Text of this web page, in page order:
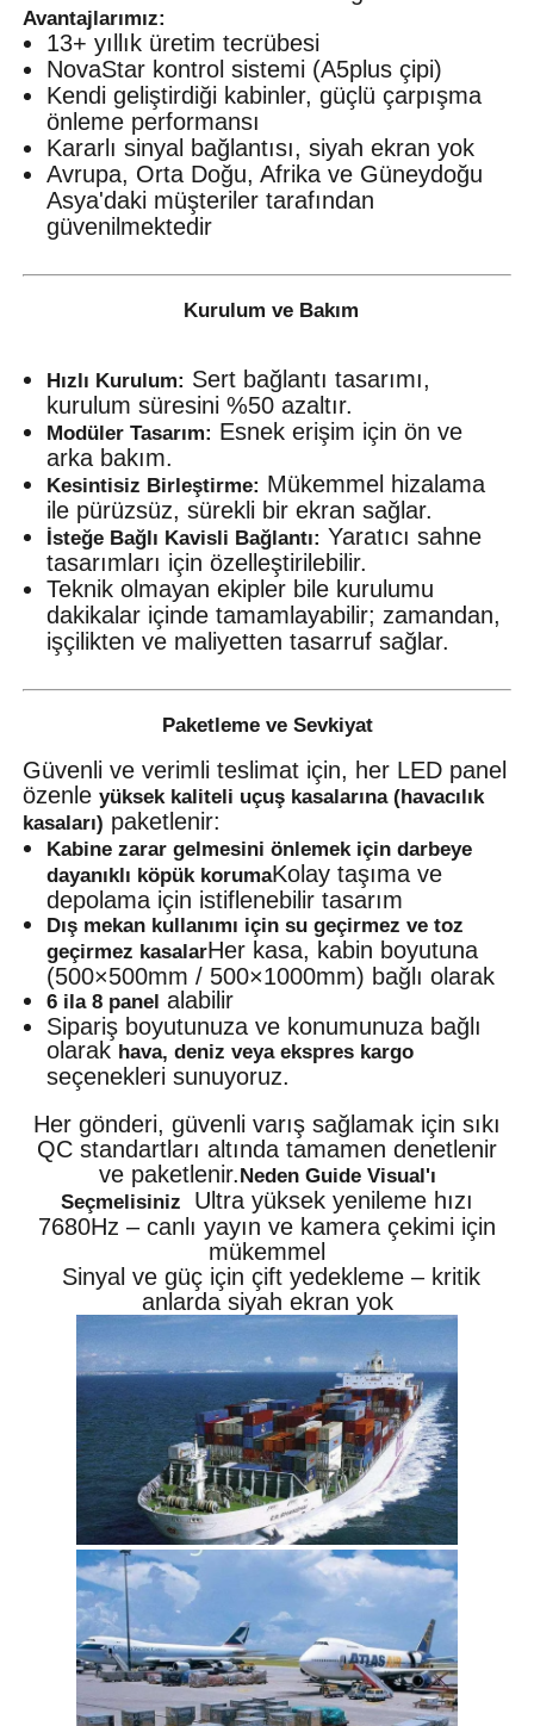
Avantajlarımız:
13+ yıllık üretim tecrübesi
NovaStar kontrol sistemi (A5plus çipi)
Kendi geliştirdiği kabinler, güçlü çarpışma
önleme performansı
Kararlı sinyal bağlantısı, siyah ekran yok
Avrupa, Orta Doğu, Afrika ve Güneydoğu
Asya'daki müşteriler tarafından
güvenilmektedir
Kurulum ve Bakım
Hızlı Kurulum: Sert bağlantı tasarımı,
kurulum süresini %50 azaltır.
Modüler Tasarım: Esnek erişim için ön ve
arka bakım.
Kesintisiz Birleştirme: Mükemmel hizalama
ile pürüzsüz, sürekli bir ekran sağlar.
İsteğe Bağlı Kavisli Bağlantı: Yaratıcı sahne
tasarımları için özelleştirilebilir.
Teknik olmayan ekipler bile kurulumu
dakikalar içinde tamamlayabilir; zamandan,
işçilikten ve maliyetten tasarruf sağlar.
Paketleme ve Sevkiyat
Güvenli ve verimli teslimat için, her LED panel
özenleyüksek kaliteli uçuş kasalarına (havacılık
kasaları) paketlenir:
Kabine zarar gelmesini önlemek için darbeye
dayanıklı köpük korumaKolay taşıma ve
depolama için istiflenebilir tasarım
Dış mekan kullanımı için su geçirmez ve toz
geçirmez kasalarHer kasa, kabin boyutuna
(500×500mm / 500×1000mm) bağlı olarak
6 ila 8 panel alabilir
Sipariş boyutunuza ve konumunuza bağlı
olarak hava, deniz veya ekspres kargo
seçenekleri sunuyoruz.
Her gönderi, güvenli varış sağlamak için sıkı
QC standartları altında tamamen denetlenir
ve paketlenir.Neden Guide Visual'ı
Seçmelisiniz
Ultra yüksek yenileme hızı
7680Hz – canlı yayın ve kamera çekimi için
mükemmel
Sinyal ve güç için çift yedekleme – kritik
anlarda siyah ekran yok